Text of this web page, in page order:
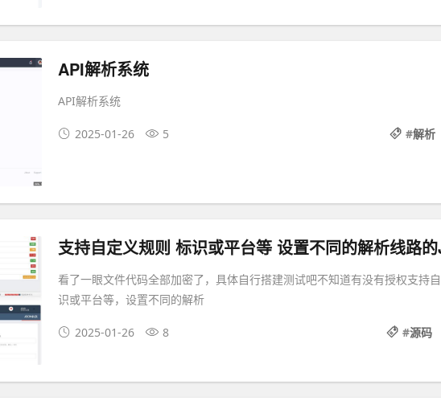
API解析系统
API解析系统
2025-01-26 5 #解析
看了一眼文件代码全部加密了，具体自行搭建测试吧不知道有没有授权支持
识或平台等，设置不同的解析
2025-01-26 8 #源码